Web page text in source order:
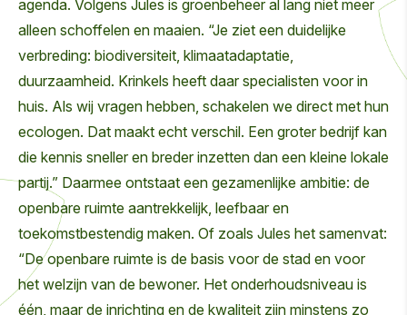
agenda. Volgens Jules is groenbeheer al lang niet meer
alleen schoffelen en maaien. “Je ziet een duidelijke
verbreding: biodiversiteit, klimaatadaptatie,
duurzaamheid. Krinkels heeft daar specialisten voor in
huis. Als wij vragen hebben, schakelen we direct met hun
ecologen. Dat maakt echt verschil. Een groter bedrijf kan
die kennis sneller en breder inzetten dan een kleine lokale
partij.” Daarmee ontstaat een gezamenlijke ambitie: de
openbare ruimte aantrekkelijk, leefbaar en
toekomstbestendig maken. Of zoals Jules het samenvat:
“De openbare ruimte is de basis voor de stad en voor
het welzijn van de bewoner. Het onderhoudsniveau is
één, maar de inrichting en de kwaliteit zijn minstens zo